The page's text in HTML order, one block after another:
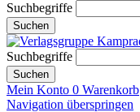
Suchbegriffe
Suchen
Suchbegriffe
Suchen
Mein Konto 0 Warenkorb
Navigation überspringen